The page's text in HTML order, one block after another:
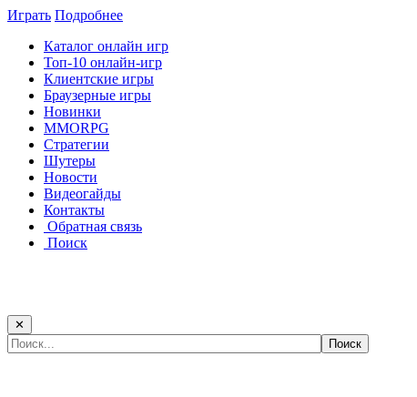
Играть Подробнее
Каталог онлайн игр
Топ-10 онлайн-игр
Клиентские игры
Браузерные игры
Новинки
MMORPG
Стратегии
Шутеры
Новости
Видеогайды
Контакты
Обратная связь
Поиск
✕